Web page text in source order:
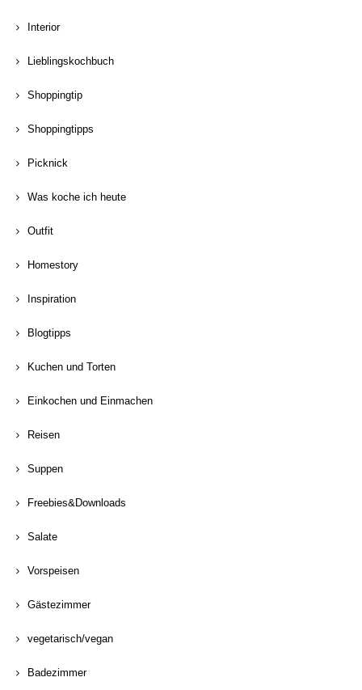
Interior
Lieblingskochbuch
Shoppingtip
Shoppingtipps
Picknick
Was koche ich heute
Outfit
Homestory
Inspiration
Blogtipps
Kuchen und Torten
Einkochen und Einmachen
Reisen
Suppen
Freebies&Downloads
Salate
Vorspeisen
Gästezimmer
vegetarisch/vegan
Badezimmer